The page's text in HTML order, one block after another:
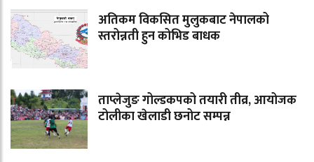
अतिकम विकसित मुलुकबाट नेपालको
स्तरोन्नती हुन कोभिड बाधक
ताप्लेजुङ गोल्डकपको तयारी तीव्र, आयोजक
टोलीका खेलाडी छनोट सम्पन्न